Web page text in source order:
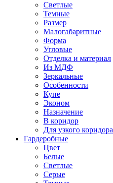
Светлые
Темные
Размер
Малогабаритные
Форма
Угловые
Отделка и материал
Из МДФ
Зеркальные
Особенности
Купе
Эконом
Назначение
В коридор
Для узкого коридора
Гардеробные
Цвет
Белые
Светлые
Серые